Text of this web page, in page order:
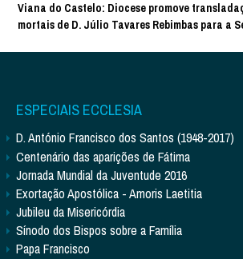
Viana do Castelo: Diocese promove
mortais de D. Júlio Tavares Rebimbas para a
ESPECIAIS ECCLESIA
D. António Francisco dos Santos (1948-2017)
Centenário das aparições de Fátima
Jornada Mundial da Juventude 2016
Exortação Apostólica - Amoris Laetitia
Jubileu da Misericórdia
Sínodo dos Bispos sobre a Família
Papa Francisco